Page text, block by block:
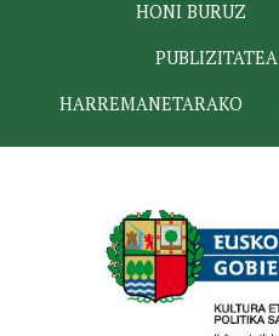
HONI BURUZ
PUBLIZITATEA
HARREMANETARAKO